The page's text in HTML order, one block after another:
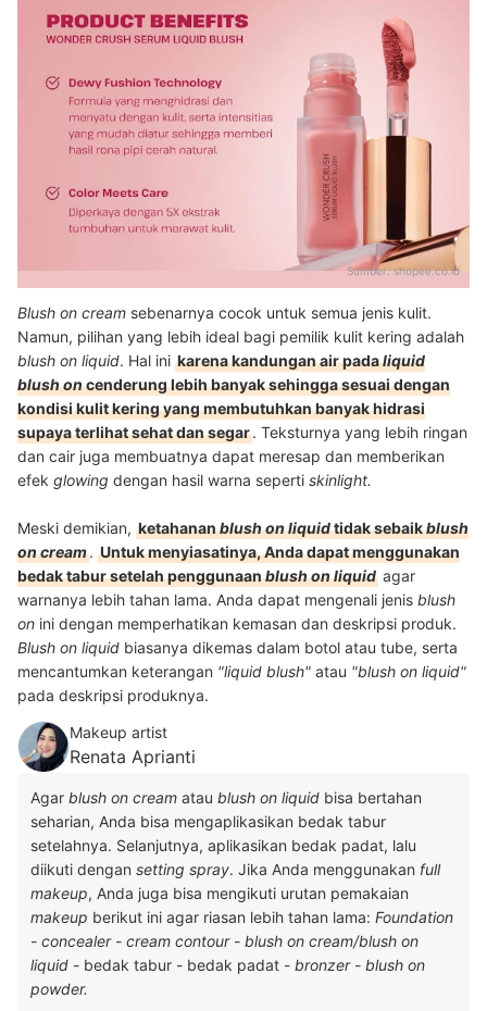
Sumber:shopee.co.id
Blush on cream sebenarnya cocok untuk semua jenis kulit.
Namun, pilihan yang lebih ideal bagi pemilik kulit kering adalah
blush on liquid. Hal ini karena kandungan air padaliquid
blush oncenderung lebih banyak sehingga sesuai dengan
kondisi kulit kering yang membutuhkan banyak hidrasi
supaya terlihat sehat dan segar. Teksturnya yang lebih ringan
dan cair juga membuatnya dapat meresap dan memberikan
efek glowing dengan hasil warna seperti skinlight.
Meski demikian, ketahananblush on liquidtidak sebaikblush
on cream. Untuk menyiasatinya, Anda dapat menggunakan
bedak tabur setelah penggunaanblush on liquid agar
warnanya lebih tahan lama. Anda dapat mengenali jenis blush
on ini dengan memperhatikan kemasan dan deskripsi produk.
Blush on liquid biasanya dikemas dalam botol atau tube, serta
mencantumkan keterangan "liquid blush" atau "blush on liquid"
pada deskripsi produknya.
Makeup artist
Renata Aprianti
Agar blush on cream atau blush on liquid bisa bertahan
seharian, Anda bisa mengaplikasikan bedak tabur
setelahnya. Selanjutnya, aplikasikan bedak padat, lalu
diikuti dengan setting spray. Jika Anda menggunakan full
makeup, Anda juga bisa mengikuti urutan pemakaian
makeup berikut ini agar riasan lebih tahan lama: Foundation
- concealer - cream contour - blush on cream/blush on
liquid - bedak tabur - bedak padat - bronzer - blush on
powder.